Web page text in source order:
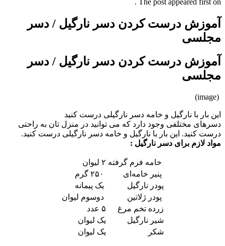
آموزش درست کردن دسر نارگیل / دسر
مجلسی
آموزش درست کردن دسر نارگیل / دسر
مجلسی
(image)
این بار با نارگیل و خامه دسر نارگیلی درست کنید
دسرهای مختلفی وجود دارد که می توانید در منزل تان به راحتی
درست کنید. این بار با نارگیل و خامه دسر نارگیلی درست کنید.
مواد لازم برای دسر نارگیل :
خامه فرم گرفته ۲ لیوان
پنیر خامه‌ای
پودر نارگیل
یک پیمانه
پودر ژلاتین
دوسوم لیوان
زرده تخم مرغ
۵ عدد
شیر نارگیل
یک لیوان
شکر
یک لیوان